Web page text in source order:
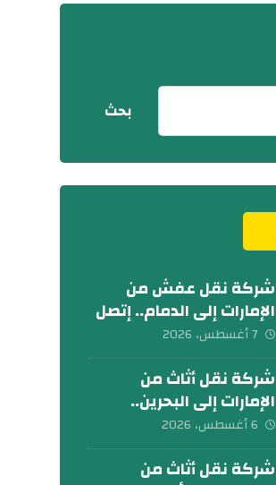
شركة نقل عفش من
الإمارات إلى الدمام.. إتصل
الآن
7 أغسطس، 2026
شركة نقل أثاث من
الإمارات إلى البحرين..
كلمنا الآن
6 أغسطس، 2026
شركة نقل أثاث من